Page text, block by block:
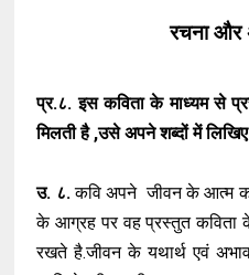
रचना और
प्र.८. इस कविता के माध्यम से
मिलती है ,उसे अपने शब्दों में
उ. ८.कवि अपने जीवन के आत्म
के आग्रह पर वह प्रस्तुत कविता
रखते है.जीवन के यथार्थ एवं अभाव